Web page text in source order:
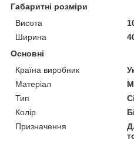
Габаритні розміри
Висота
Ширина
Основні
Країна виробник
Матеріал
Тип
Колір
Призначення